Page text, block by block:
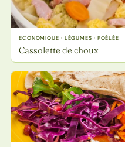
ECONOMIQUE · LÉGUMES · POÊLÉE
Cassolette de choux